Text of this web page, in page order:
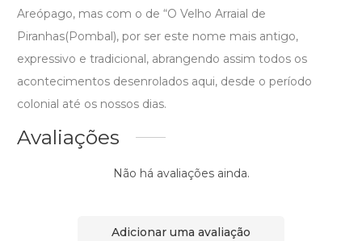
Areópago, mas com o de “O Velho Arraial de
Piranhas(Pombal), por ser este nome mais antigo,
expressivo e tradicional, abrangendo assim todos os
acontecimentos desenrolados aqui, desde o período
colonial até os nossos dias.
Avaliações
Não há avaliações ainda.
Adicionar uma avaliação